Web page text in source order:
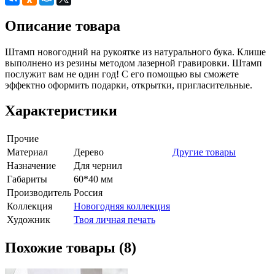
Описание товара
Штамп новогодний на рукоятке из натурального бука. Клише
выполнено из резины методом лазерной гравировки. Штамп
послужит вам не один год! С его помощью вы сможете
эффектно оформить подарки, открытки, пригласительные.
Характеристики
Прочие
Материал
Дерево
Другие товары
Назначение
Для чернил
Габариты
60*40 мм
Производитель Россия
Коллекция
Новогодняя коллекция
Художник
Твоя личная печать
Похожие товары (8)